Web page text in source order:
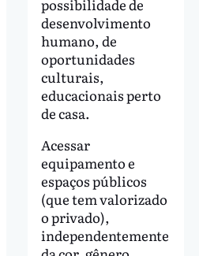
possibilidade de
desenvolvimento
humano, de
oportunidades
culturais,
educacionais perto
de casa.
Acessar
equipamento e
espaços públicos
(que tem valorizado
o privado),
independentemente